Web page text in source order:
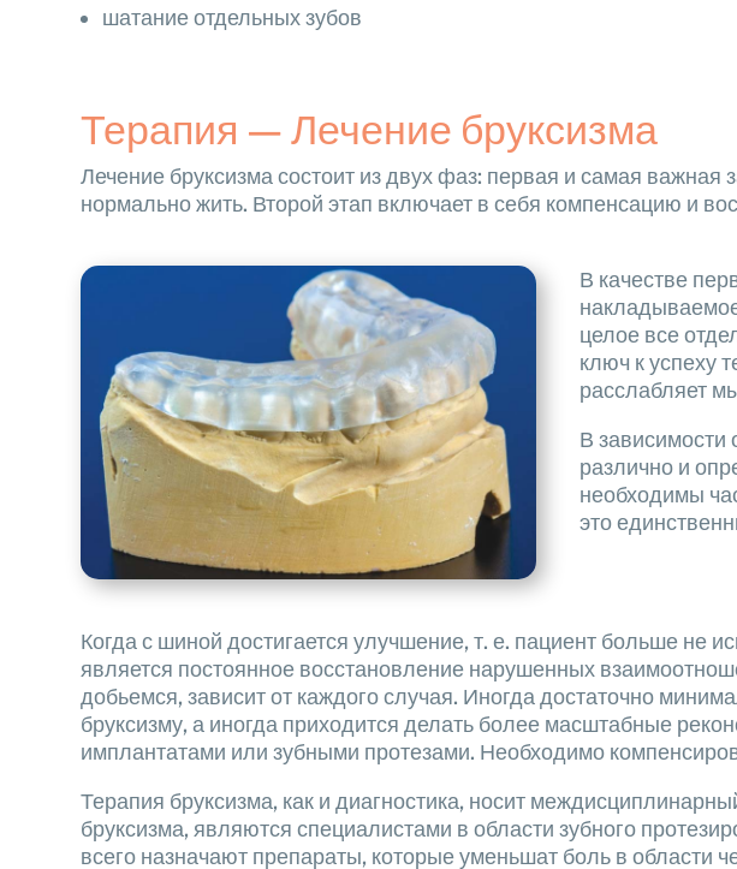
шатание отдельных зубов
Терапия — Лечение бруксизма
Лечение бруксизма состоит из двух фаз: первая и самая важная
нормально жить. Второй этап включает в себя компенсацию и
В качестве
целое все
ключ к успеху
расслабляет
В
различно и
необходимы
это
Когда с шиной достигается улучшение, т. е. пациент больше не
является постоянное восстановление нарушенных
добьемся, зависит от каждого случая. Иногда достаточно
бруксизму, а иногда приходится делать более масштабные
имплантатами или зубными протезами. Необходимо
Терапия бруксизма, как и диагностика, носит
бруксизма, являются специалистами в области зубного
всего назначают препараты, которые уменьшат боль в области